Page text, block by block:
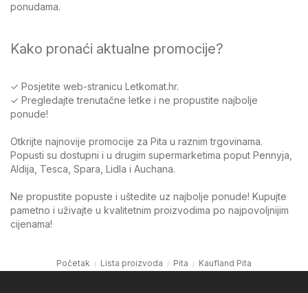
ponudama.
Kako pronaći aktualne promocije?
✓ Posjetite web-stranicu Letkomat.hr.
✓ Pregledajte trenutačne letke i ne propustite najbolje
ponude!
Otkrijte najnovije promocije za Pita u raznim trgovinama.
Popusti su dostupni i u drugim supermarketima poput Pennyja,
Aldija, Tesca, Spara, Lidla i Auchana.
Ne propustite popuste i uštedite uz najbolje ponude! Kupujte
pametno i uživajte u kvalitetnim proizvodima po najpovoljnijim
cijenama!
Početak Lista proizvoda Pita Kaufland Pita